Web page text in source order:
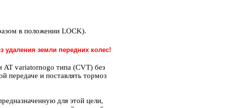
в положении LOCK).
удаления земли передних колес!
AT variatornogo типа (CVT) без
передаче и поставлять тормоз
для этой цели,